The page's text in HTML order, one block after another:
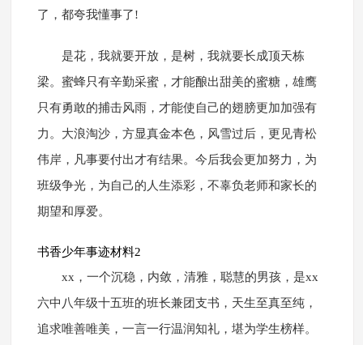
了，都夸我懂事了!
是花，我就要开放，是树，我就要长成顶天栋
梁。蜜蜂只有辛勤采蜜，才能酿出甜美的蜜糖，雄鹰
只有勇敢的捕击风雨，才能使自己的翅膀更加加强有
力。大浪淘沙，方显真金本色，风雪过后，更见青松
伟岸，凡事要付出才有结果。今后我会更加努力，为
班级争光，为自己的人生添彩，不辜负老师和家长的
期望和厚爱。
书香少年事迹材料2
xx，一个沉稳，内敛，清雅，聪慧的男孩，是xx
六中八年级十五班的班长兼团支书，天生至真至纯，
追求唯善唯美，一言一行温润知礼，堪为学生榜样。